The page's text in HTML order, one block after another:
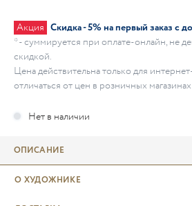
Акция Скидка - 5% на первый заказ с
* - суммируется при оплате-онлайн, не
скидкой.
Цена действительна только для
отличаться от цен в розничных магазинах
ОПИСАНИЕ
О ХУДОЖНИКЕ